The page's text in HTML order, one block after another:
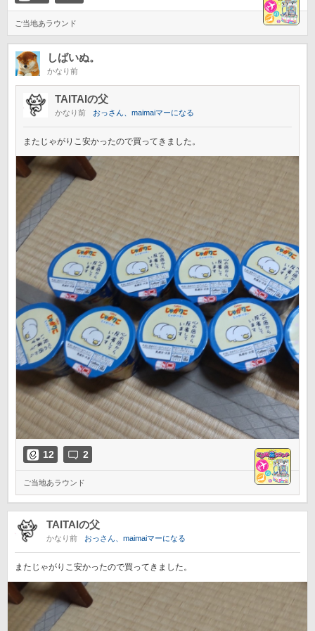
ご当地あラウンド
しばいぬ。
かなり前
TAITAIの父
かなり前 おっさん、maimaiマーになる
またじゃがりこ安かったので買ってきました。
12 2
ご当地あラウンド
TAITAIの父
かなり前 おっさん、maimaiマーになる
またじゃがりこ安かったので買ってきました。